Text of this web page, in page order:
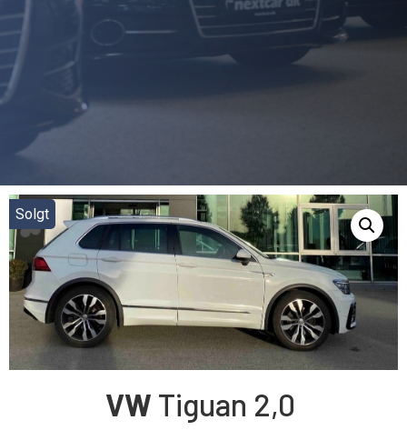
Solgt
VW Tiguan 2,0